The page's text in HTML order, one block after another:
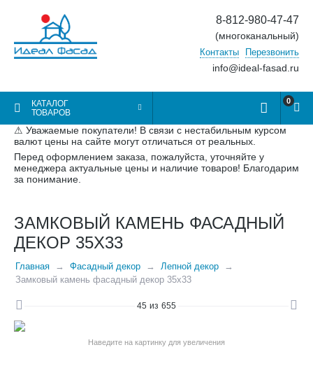
8-812-980-47-47
(многоканальный)
Контакты Перезвонить
info@ideal-fasad.ru
КАТАЛОГ
ТОВАРОВ
0
⚠ Уважаемые покупатели! В связи с нестабильным курсом
валют цены на сайте могут отличаться от реальных.
Перед оформлением заказа, пожалуйста, уточняйте у
менеджера актуальные цены и наличие товаров! Благодарим
за понимание.
ЗАМКОВЫЙ КАМЕНЬ ФАСАДНЫЙ
ДЕКОР 35Х33
Главная Фасадный декор
Лепной декор
Замковый камень фасадный декор 35х33
45 из 655
Наведите на картинку для увеличения